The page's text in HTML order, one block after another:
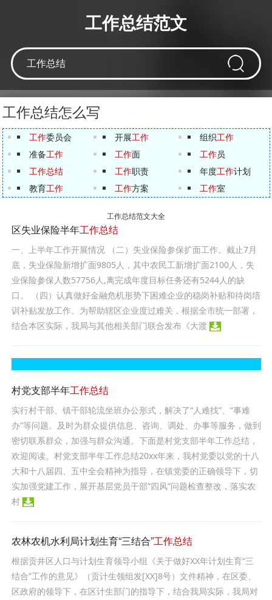
工作总结范文
工作总结怎么写
工作委员会 开展工作 组织工作
准备工作 工作面 工作员
工作总结
工作职责 年度工作计划
教育工作 工作方案 工作室
工作总结范文大全
区失业保险半年工作总结
一、上半年工作开展情况 （二）失业保险参保扩面工作。截止7月
底，失业保险新增扩面9805人，其中农民工新增扩面2100人，失
业保险参保人数57756人,离完成年度目标任务还有5244人的缺
口。 （四）认真做好金融危机形势下困难企业的稳岗补贴和待岗培
训补贴发放工作。为帮助辖区企业度过难关，根据全市统一部署，
结合本区实际，我局与其他相关部门联合发布《大渡
村党支部半年工作总结
实行村干部、镇干部轮流坐班办公形式，解决了“人难找”、“事难
办”等问题。及时为群众提供信息、咨询、调处、办事等服务，做到
密切联系群众，加强与群众沟通。下面是村党支部半年工作总结，
欢迎阅读。村党支部半年工作总结20xx年来，我村党委以党的十八
大和十八届四、五中全会精神为指导，在镇党委的正确领导下，切
实加强党建工作，展开基层党员干部“四风”问题检查整改，落实农
村
农林农机水利局计划生育“三结合”工作总结
根据贡井区人口与计划生育领导小组《关于做好XX年计划生育“三
结合”工作的意见》（贡计生领组发[XX]8号）文件精神，在区委、
区政府的领导下，在区计生部门的指导下，结合我局实际，我局对